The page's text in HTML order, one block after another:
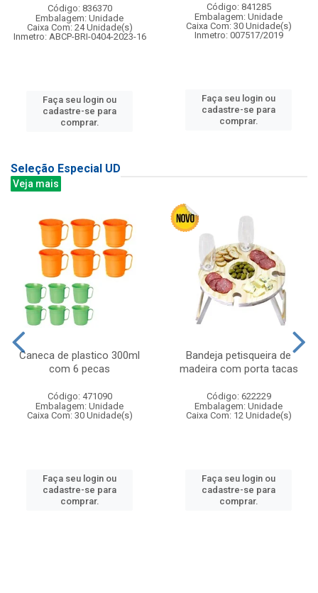
Código: 836370
Embalagem: Unidade
Caixa Com: 24 Unidade(s)
Inmetro: ABCP-BRI-0404-2023-16
Faça seu login ou
cadastre-se para
comprar.
Código: 841285
Embalagem: Unidade
Caixa Com: 30 Unidade(s)
Inmetro: 007517/2019
Faça seu login ou
cadastre-se para
comprar.
Seleção Especial UD
Veja mais
Caneca de plastico 300ml
com 6 pecas
Código: 471090
Embalagem: Unidade
Caixa Com: 30 Unidade(s)
Faça seu login ou
cadastre-se para
comprar.
Bandeja petisqueira de
madeira com porta tacas
Código: 622229
Embalagem: Unidade
Caixa Com: 12 Unidade(s)
Faça seu login ou
cadastre-se para
comprar.